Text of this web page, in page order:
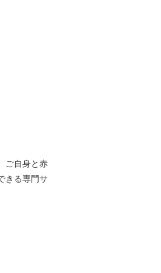
ご自身と赤
きる専門サ